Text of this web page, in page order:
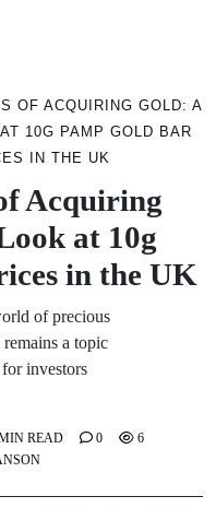
OF ACQUIRING GOLD: A
10G PAMP GOLD BAR
IN THE UK
Acquiring
at 10g
in the UK
of precious
a topic
investors
READ 0 6